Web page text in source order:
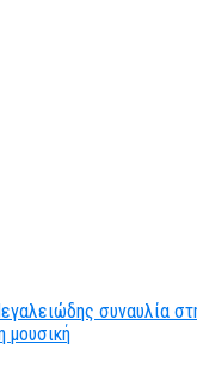
συναυλία
μουσική